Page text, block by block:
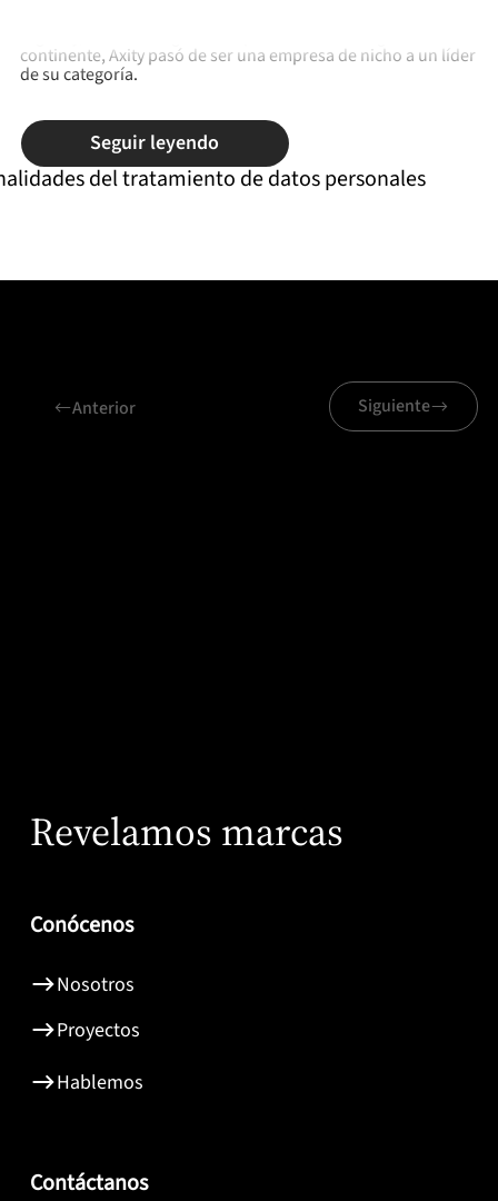
continente, Axity pasó de ser una empresa de nicho a un líder
de su categoría.
Seguir leyendo
del tratamiento de datos personales
Anterior Siguiente
Contáctanos
Conócenos
Nosotros
Proyectos
Hablemos
Revelamos marcas